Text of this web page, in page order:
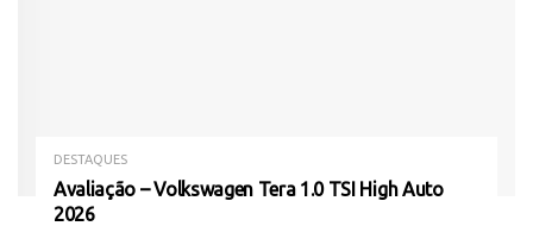
DESTAQUES
Avaliação – Volkswagen Tera 1.0 TSI High Auto
2026